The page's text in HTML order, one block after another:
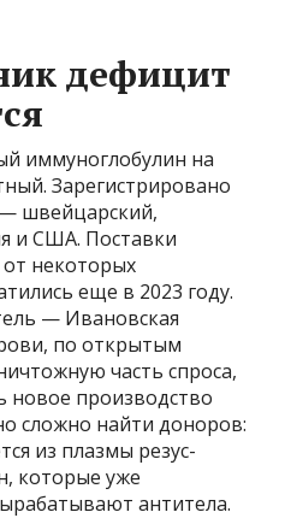
дефицит
иммуноглобулин на
Зарегистрировано
швейцарский,
и США. Поставки
от некоторых
еще в 2023 году.
— Ивановская
по открытым
часть спроса,
новое производство
сложно найти доноров:
из плазмы резус-
которые уже
антитела.